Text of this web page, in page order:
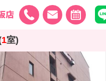
1室)